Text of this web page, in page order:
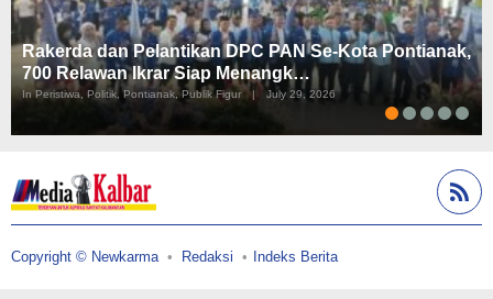
Rakerda dan Pelantikan DPC PAN Se-Kota Pontianak,
700 Relawan Ikrar Siap Menangk…
In Peristiwa, Politik, Pontianak, Publik Figur | July 29, 2026
Copyright © Newkarma Redaksi Indeks Berita